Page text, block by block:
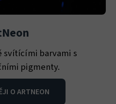
svítícími barvami s
pigmenty.
O ARTNEON